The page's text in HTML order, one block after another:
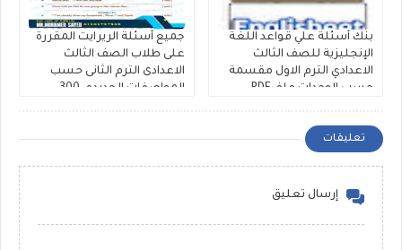
بنك أسئلة علي قواعد اللغة
الإنجليزية للصف الثالث
الاعدادي الترم الاول مقسمة
حسب الوحدات ملفPDF
جميع أسئلة الريرايت المقررة
على طلاب الصف الثالث
الاعدادى الترم الثانى حسب
المواصفات الجديده، 300
تعليقات
إرسال تعليق